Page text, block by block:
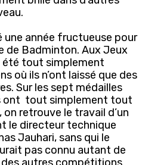
une année fructueuse pour
de Badminton. Aux Jeux
été tout simplement
où ils n’ont laissé que des
Sur les sept médailles
ont tout simplement tout
retrouve le travail d’un
le directeur technique
Jauhari, sans qui le
pas connu autant de